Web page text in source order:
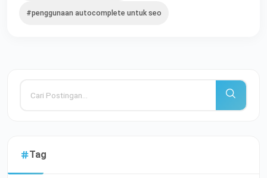
#penggunaan autocomplete untuk seo
Tag